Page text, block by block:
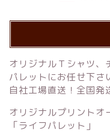
オリジナルＴシャツ、
パレットにお任せ下さ
自社工場直送！全国発
オリジナルプリントオ
「ライフパレット」